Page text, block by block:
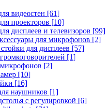
видеостен [61]
проекторов [10]
дисплеев и телевизоров [99]
для микрофонов [2]
для дисплеев [57]
[1]
[2]
[10]
[16]
наушников [1]
с регулировкой [6]